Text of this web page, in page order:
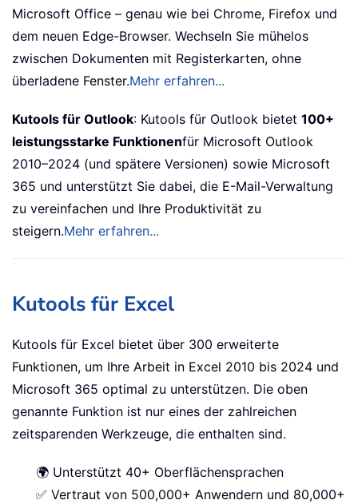
Microsoft Office – genau wie bei Chrome, Firefox und
dem neuen Edge-Browser. Wechseln Sie mühelos
zwischen Dokumenten mit Registerkarten, ohne
überladene Fenster.Mehr erfahren...
Kutools für Outlook: Kutools für Outlook bietet 100+
leistungsstarke Funktionenfür Microsoft Outlook
2010–2024 (und spätere Versionen) sowie Microsoft
365 und unterstützt Sie dabei, die E-Mail-Verwaltung
zu vereinfachen und Ihre Produktivität zu
steigern.Mehr erfahren...
Kutools für Excel
Kutools für Excel bietet über 300 erweiterte
Funktionen, um Ihre Arbeit in Excel 2010 bis 2024 und
Microsoft 365 optimal zu unterstützen. Die oben
genannte Funktion ist nur eines der zahlreichen
zeitsparenden Werkzeuge, die enthalten sind.
🌍 Unterstützt 40+ Oberflächensprachen
✅ Vertraut von 500,000+ Anwendern und 80,000+